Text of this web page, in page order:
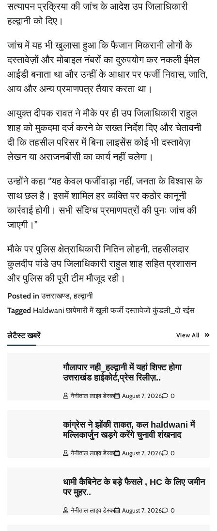
सत्यापन प्रक्रिया की जांच के आदेश उप जिलाधिकारी
हल्द्वानी को दिए।
जांच में यह भी खुलासा हुआ कि फैजान मिकरानी लोगों के
दस्तावेज़ों और मोबाइल नंबरों का दुरुपयोग कर नकली ईमेल
आईडी बनाता था और उन्हीं के आधार पर फर्जी निवास, जाति,
आय और अन्य प्रमाणपत्र तैयार करता था।
आयुक्त दीपक रावत ने मौके पर ही उप जिलाधिकारी राहुल
शाह को मुकदमा दर्ज करने के सख्त निर्देश दिए और चेतावनी
दी कि तहसील परिसर में बिना लाइसेंस कोई भी दस्तावेज़
लेखन या अराजनबीसी का कार्य नहीं चलेगा।
उन्होंने कहा “यह केवल फर्जीवाड़ा नहीं, जनता के विश्वास के
साथ छल है। इसमें शामिल हर व्यक्ति पर कठोर कानूनी
कार्रवाई होगी। सभी संदिग्ध प्रमाणपत्रों की पुनः जांच की
जाएगी।”
मौके पर पुलिस क्षेत्राधिकारी नितिन लोहनी, तहसीलदार
कुलदीप पांडे उप जिलाधिकारी राहुल शाह सहित प्रशासन
और पुलिस की पूरी टीम मौजूद रही।
Posted inउत्तराखण्ड,हल्द्वानी
Tagged Haldwani छापेमारी में खुली फर्जी दस्तावेजों कुंडली_दो रईस
लेटैस्ट खबरें View All
गौलापार नही_हल्द्वानी में यहां शिफ्ट होगा
उत्तराखंड हाईकोर्ट,प्रेस रिलीज़..
नैनीताल लाइव डेस्क August 7, 2026 0
कांग्रेस ने झोंकी ताकत, कल haldwani में
मल्लिकार्जुन खड़गे करेंगे चुनावी शंखनाद
नैनीताल लाइव डेस्क August 7, 2026 0
धामी कैबिनेट के बड़े फैसले , HC के लिए जमीन
पर मुहर..
नैनीताल लाइव डेस्क August 7, 2026 0